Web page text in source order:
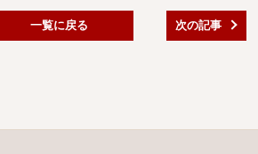
一覧に戻る 次の記事